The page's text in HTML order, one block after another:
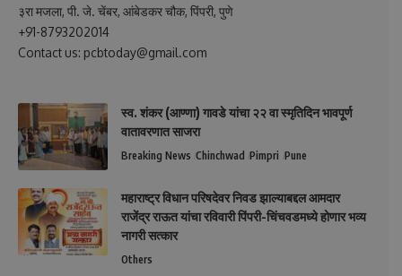
३रा मजला, पी. जे. चेंबर, आंबेडकर चौक, पिंपरी, पुणे
+91-8793202014
Contact us: pcbtoday@gmail.com
स्व. शंकर (आण्णा) गावडे यांचा २२ वा स्मृतिदिन भावपूर्ण
वातावरणात साजरा
Breaking News Chinchwad Pimpri Pune
महाराष्ट्र विधान परिषदेवर निवड झाल्याबद्दल आमदार
राजेंद्र राऊत यांचा रविवारी पिंपरी-चिंचवडमध्ये होणार भव्य
नागरी सत्कार
Others